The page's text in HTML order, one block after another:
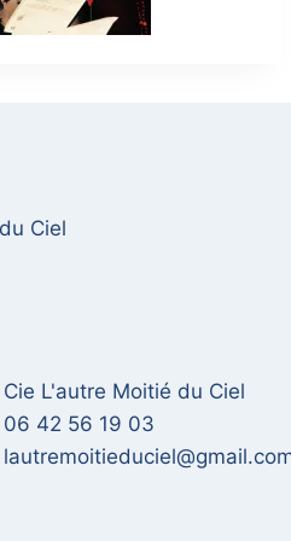
Ciel
Cie L'autre Moitié du Ciel
06 42 56 19 03